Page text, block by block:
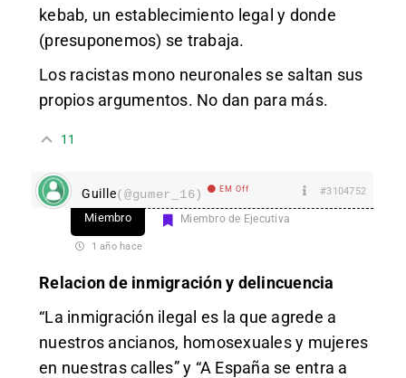
kebab, un establecimiento legal y donde
(presuponemos) se trabaja.
Los racistas mono neuronales se saltan sus
propios argumentos. No dan para más.
11
Guille(@gumer_16) EM Off #3104752
Miembro Miembro de Ejecutiva
1 año hace
Relacion de inmigración y delincuencia
“La inmigración ilegal es la que agrede a
nuestros ancianos, homosexuales y mujeres
en nuestras calles” y “A España se entra a